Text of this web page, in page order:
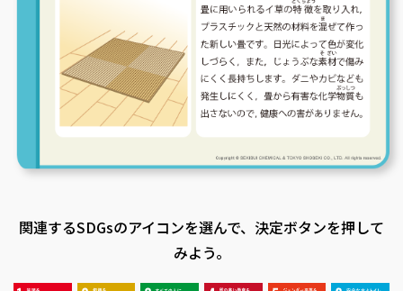
関連するSDGsのアイコンを選んで、決定ボタンを押して
みよう。